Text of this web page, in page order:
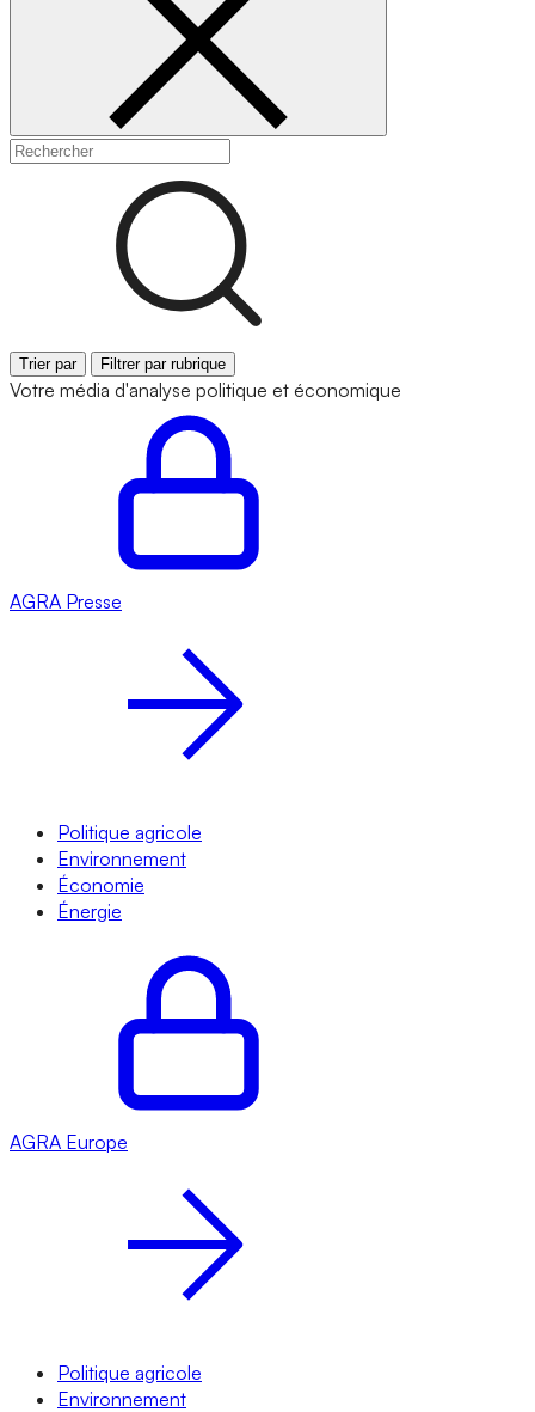
Trier par Filtrer par rubrique
Votre média d'analyse politique et économique
AGRA Presse
Politique agricole
Environnement
Économie
Énergie
AGRA Europe
Politique agricole
Environnement